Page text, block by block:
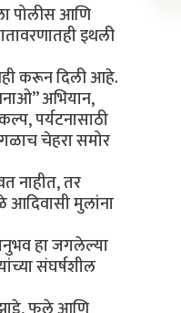
पोलीस आणि
इथली
करून दिली आहे.
अभियान,
पर्यटनासाठी
चेहरा समोर
नाहीत, तर
आदिवासी मुलांना
हा जगलेल्या
संघर्षशील